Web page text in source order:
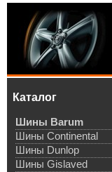
Каталог
Шины Barum
Шины Continental
Шины Dunlop
Шины Gislaved